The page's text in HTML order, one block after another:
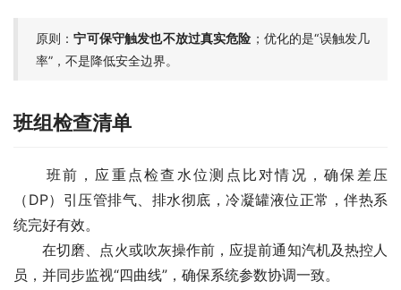
原则：宁可保守触发也不放过真实危险 ；优化的是“误触发几
率”，不是降低安全边界。
班组检查清单
班前，应重点检查水位测点比对情况，确保差压
（DP）引压管排气、排水彻底，冷凝罐液位正常，伴热系
统完好有效。
在切磨、点火或吹灰操作前，应提前通知汽机及热控人
员，并同步监视“四曲线”，确保系统参数协调一致。